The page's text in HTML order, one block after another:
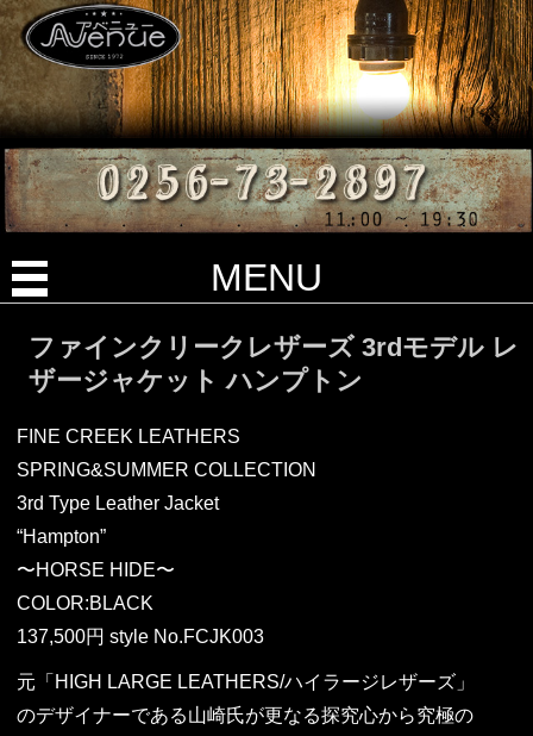
MENU
ファインクリークレザーズ 3rdモデル レ
ザージャケット ハンプトン
FINE CREEK LEATHERS
SPRING&SUMMER COLLECTION
3rd Type Leather Jacket
“Hampton”
〜HORSE HIDE〜
COLOR:BLACK
137,500円 style No.FCJK003
元「HIGH LARGE LEATHERS/ハイラージレザーズ」
のデザイナーである山崎氏が更なる探究心から究極の